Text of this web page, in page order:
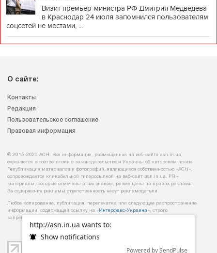
http://asn.in.ua wants to:
Show notifications
Powered by SendPulse
Визит премьер-министра РФ Дмитрия Медведева
в Краснодар 24 июля запомнился пользователям
соцсетей не местами, ...
О сайте:
Контакты
Редакция
Пользовательское соглашение
Правовая информация
© 2015-2020 АСН. Вся информация, размещенная на веб-сайте asn.in.ua,
охраняется в соответствии с законодательством Украины об авторском праве.
Републикация материалов и фотографий, являющихся собственностью «АСН»,
сопровождается кликабельной гиперссылкой на веб-сайт asn.іn.ua. PR –
материалы, которые отмечены этим знаком, размещены на правах рекламы.
За содержание рекламы ответственность несут рекламодатели.
Любое копирование, публикация, перепечатка или следующее распространение
информации, содержащей ссылку на «Интерфакс-Украина», строго
запрещается.